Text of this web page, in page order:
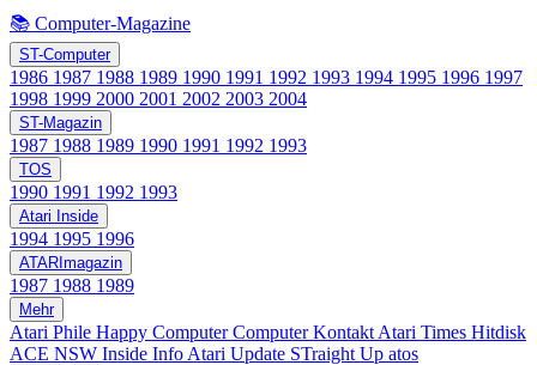
📚 Computer-Magazine
ST-Computer
1986 1987 1988 1989 1990 1991 1992 1993 1994 1995 1996 1997
1998 1999 2000 2001 2002 2003 2004
ST-Magazin
1987 1988 1989 1990 1991 1992 1993
TOS
1990 1991 1992 1993
Atari Inside
1994 1995 1996
ATARImagazin
1987 1988 1989
Mehr
Atari Phile Happy ComputerComputer Kontakt Atari Times Hitdisk
ACE NSW Inside Info Atari Update STraight Up atos